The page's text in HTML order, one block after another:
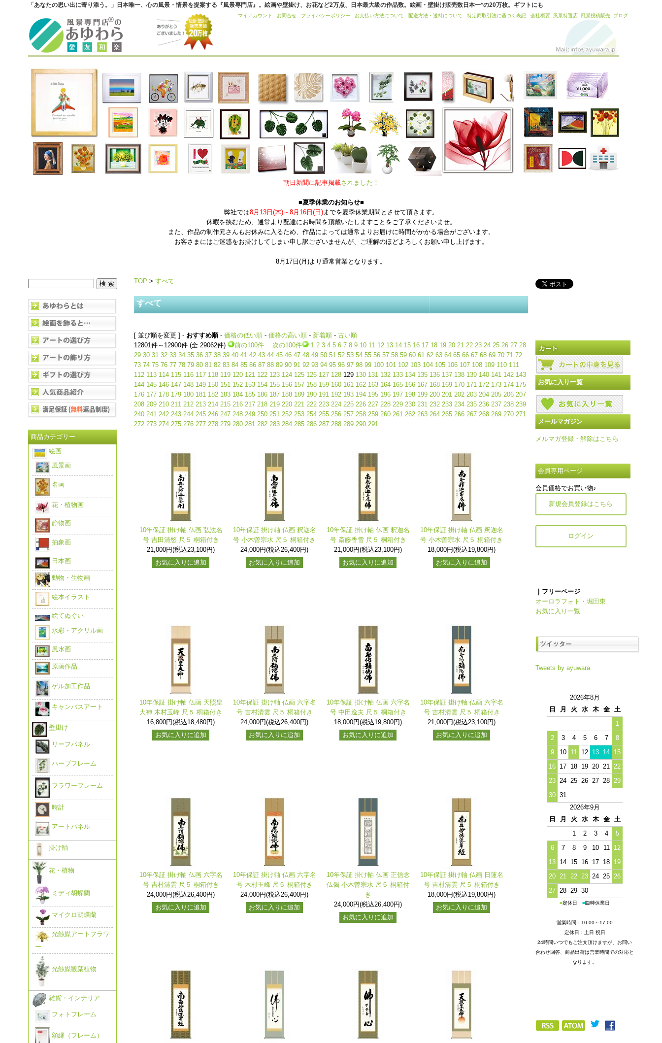
「あなたの思い出に寄り添う。」日本唯一、心の風景・情景を提案する『風景専門店』。絵画や壁掛け、お花など2万点、日本最大級の作品数。絵画・壁掛け販売数日本一*の20万枚。ギフトにも
マイアカウント - お問合せ - プライバシーポリシー - お支払い方法について - 配送方法・送料について - 特定商取引法に基づく表記 - 会社概要- 風景特選店- 風景投稿販売- ブログ
朝日新聞に記事掲載されました！
■夏季休業のお知らせ■
弊社では8月13日(木)～8月16日(日)までを夏季休業期間とさせて頂きます。
休暇を挟むため、通常より配達にお時間を頂戴いたしますことをご了承くださいませ。
また、作品の制作元さんもお休みに入るため、作品によっては通常よりお届けに時間がかかる場合がございます。
お客さまにはご迷惑をお掛けしてしまい申し訳ございませんが、ご理解のほどよろしくお願い申し上げます。
8月17日(月)より通常営業となります。
TOP > すべて
すべて
[ 並び順を変更 ] - おすすめ順- 価格の低い順 - 価格の高い順 - 新着順 - 古い順
12801件～12900件 (全 29062件)
前の100件 次の100件 1 2 3 4 5 6 7 8 9 10 11 12 13 14 15 16 17 18 19 20 21 22 23 24 25 26 27 28
29 30 31 32 33 34 35 36 37 38 39 40 41 42 43 44 45 46 47 48 49 50 51 52 53 54 55 56 57 58 59 60 61 62 63 64 65 66 67 68 69 70 71 72
73 74 75 76 77 78 79 80 81 82 83 84 85 86 87 88 89 90 91 92 93 94 95 96 97 98 99 100 101 102 103 104 105 106 107 108 109 110 111
112 113 114 115 116 117 118 119 120 121 122 123 124 125 126 127 128 129 130 131 132 133 134 135 136 137 138 139 140 141 142 143
144 145 146 147 148 149 150 151 152 153 154 155 156 157 158 159 160 161 162 163 164 165 166 167 168 169 170 171 172 173 174 175
176 177 178 179 180 181 182 183 184 185 186 187 188 189 190 191 192 193 194 195 196 197 198 199 200 201 202 203 204 205 206 207
208 209 210 211 212 213 214 215 216 217 218 219 220 221 222 223 224 225 226 227 228 229 230 231 232 233 234 235 236 237 238 239
240 241 242 243 244 245 246 247 248 249 250 251 252 253 254 255 256 257 258 259 260 261 262 263 264 265 266 267 268 269 270 271
272 273 274 275 276 277 278 279 280 281 282 283 284 285 286 287 288 289 290 291
10年保証 掛け軸 仏画 弘法名
号 吉田清悠 尺５ 桐箱付き
21,000円(税込23,100円)
お気に入りに追加
10年保証 掛け軸 仏画 釈迦名
号 小木曽宗水 尺５ 桐箱付き
24,000円(税込26,400円)
お気に入りに追加
10年保証 掛け軸 仏画 釈迦名
号 斎藤香雪 尺５ 桐箱付き
21,000円(税込23,100円)
お気に入りに追加
10年保証 掛け軸 仏画 釈迦名
号 小木曽宗水 尺５ 桐箱付き
18,000円(税込19,800円)
お気に入りに追加
10年保証 掛け軸 仏画 天照皇
大神 木村玉峰 尺５ 桐箱付き
16,800円(税込18,480円)
お気に入りに追加
10年保証 掛け軸 仏画 六字名
号 吉村清雲 尺５ 桐箱付き
24,000円(税込26,400円)
お気に入りに追加
10年保証 掛け軸 仏画 六字名
号 中田逸夫 尺５ 桐箱付き
18,000円(税込19,800円)
お気に入りに追加
10年保証 掛け軸 仏画 六字名
号 吉村清雲 尺５ 桐箱付き
21,000円(税込23,100円)
お気に入りに追加
10年保証 掛け軸 仏画 六字名
号 吉村清雲 尺５ 桐箱付き
24,000円(税込26,400円)
お気に入りに追加
10年保証 掛け軸 仏画 六字名
号 木村玉峰 尺５ 桐箱付き
24,000円(税込26,400円)
お気に入りに追加
10年保証 掛け軸 仏画 正信念
仏偈 小木曽宗水 尺５ 桐箱付
き
24,000円(税込26,400円)
お気に入りに追加
10年保証 掛け軸 仏画 日蓮名
号 吉村清雲 尺５ 桐箱付き
18,000円(税込19,800円)
お気に入りに追加
商品カテゴリー
絵画
風景画
名画
花・植物画
静物画
抽象画
日本画
動物・生物画
絵本イラスト
絵てぬぐい
水彩・アクリル画
風水画
原画作品
ゲル加工作品
キャンバスアート
壁掛け
リーフパネル
ハーブフレーム
フラワーフレーム
時計
アートパネル
掛け軸
花・植物
ミディ胡蝶蘭
マイクロ胡蝶蘭
光触媒アートフラワ
ー
光触媒観葉植物
雑貨・インテリア
フォトフレーム
額縁（フレーム）
お気に入り一覧
メールマガジン
メルマガ登録・解除はこちら
会員専用ページ
会員価格でお買い物♪
新規会員登録はこちら
ログイン
｜フリーページ
オーロラフォト・堀田東
お気に入り一覧
Tweets by ayuwara
2026年8月
日
月 火 水 木 金
土
1
2
3 4 5 6 7
8
9
10 11 12 13 14 15
16 17 18 19 20 21
22
23 24 25 26 27 28 29
30 31
2026年9月
日
月 火 水 木 金
土
1
2 3 4
5
6
7 8 9 10 11
12
13 14 15 16 17 18 19
20 21 22 23 24 25 26
27 28 29 30
■定休日 ■臨時休業日
営業時間：10:00～17:00
定休日：土日 祝日
24時間いつでもご注文頂けますが、お問い
合わせ回答、商品出荷は営業時間での対応と
なります。